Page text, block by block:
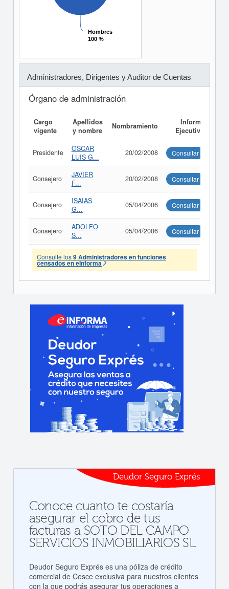
Hombres
100 %
Hombres
100 %
Administradores, Dirigentes y Auditor de Cuentas
Órgano de administración
Cargo
vigente
Apellidos
y nombre
Nombramiento
Informe
Ejecutivo
Presidente
OSCAR
LUIS G...
20/02/2008 Consultar
Consejero
JAVIER
F...
20/02/2008 Consultar
Consejero
ISAIAS
G...
05/04/2006 Consultar
Consejero
ADOLFO
S...
05/04/2006 Consultar
Consulte los9 Administradores en funciones
censados en eInforma
Deudor Seguro Exprés
Conoce cuanto te costaría
asegurar el cobro de tus
facturas a SOTO DEL CAMPO
SERVICIOS INMOBILIARIOS SL
Deudor Seguro Exprés es una póliza de crédito
comercial de Cesce exclusiva para nuestros clientes
con la que podrás asegurar tus operaciones a